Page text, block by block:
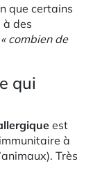
que certains
à des
« combien de
qui
est
à
Très